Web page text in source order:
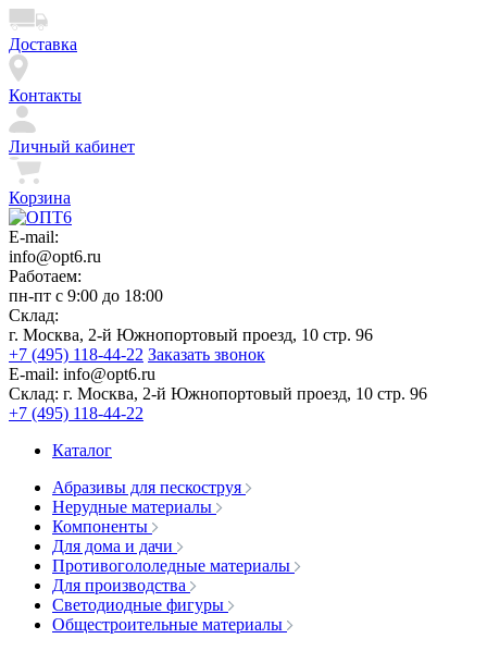
Доставка
Контакты
Личный кабинет
Корзина
E-mail:
info@opt6.ru
Работаем:
пн-пт с 9:00 до 18:00
Склад:
г. Москва, 2-й Южнопортовый проезд, 10 стр. 96
+7 (495) 118-44-22 Заказать звонок
E-mail: info@opt6.ru
Склад: г. Москва, 2-й Южнопортовый проезд, 10 стр. 96
+7 (495) 118-44-22
Каталог
Абразивы для пескоструя
Нерудные материалы
Компоненты
Для дома и дачи
Противогололедные материалы
Для производства
Светодиодные фигуры
Общестроительные материалы